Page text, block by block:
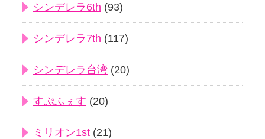
シンデレラ6th (93)
シンデレラ7th (117)
シンデレラ台湾 (20)
すぷふぇす (20)
ミリオン1st (21)